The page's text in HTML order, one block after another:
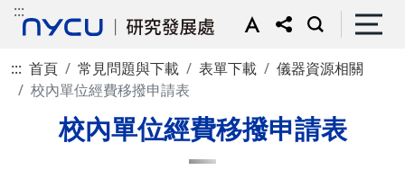
:::
::: 首頁 常見問題與下載 表單下載
儀器資源相關
校內單位經費移撥申請表
校內單位經費移撥申請表